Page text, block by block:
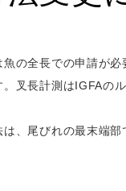
の全長での申請が必
叉長計測はIGFAの
、尾びれの最末端